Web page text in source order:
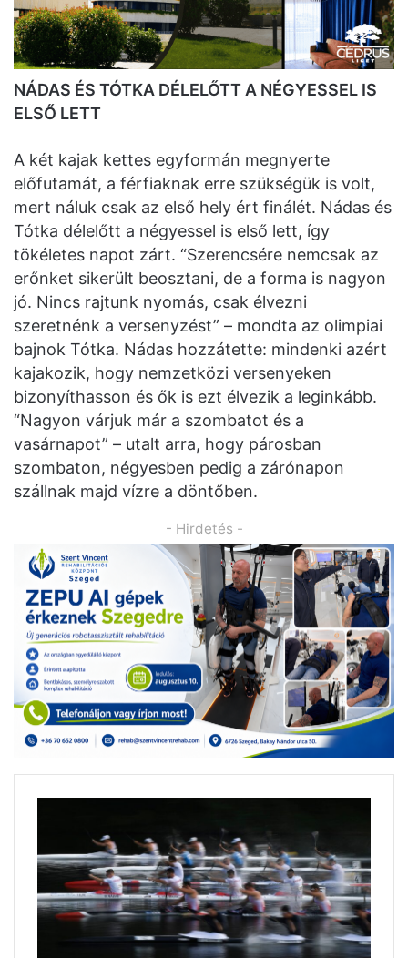
NÁDAS ÉS TÓTKA DÉLELŐTT A NÉGYESSEL IS
ELSŐ LETT
A két kajak kettes egyformán megnyerte
előfutamát, a férfiaknak erre szükségük is volt,
mert náluk csak az első hely ért finálét. Nádas és
Tótka délelőtt a négyessel is első lett, így
tökéletes napot zárt. “Szerencsére nemcsak az
erőnket sikerült beosztani, de a forma is nagyon
jó. Nincs rajtunk nyomás, csak élvezni
szeretnénk a versenyzést” – mondta az olimpiai
bajnok Tótka. Nádas hozzátette: mindenki azért
kajakozik, hogy nemzetközi versenyeken
bizonyíthasson és ők is ezt élvezik a leginkább.
“Nagyon várjuk már a szombatot és a
vasárnapot” – utalt arra, hogy párosban
szombaton, négyesben pedig a zárónapon
szállnak majd vízre a döntőben.
- Hirdetés -